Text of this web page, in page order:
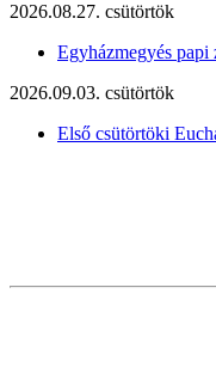
2026.08.27. csütörtök
Egyházmegyés papi
2026.09.03. csütörtök
Első csütörtöki